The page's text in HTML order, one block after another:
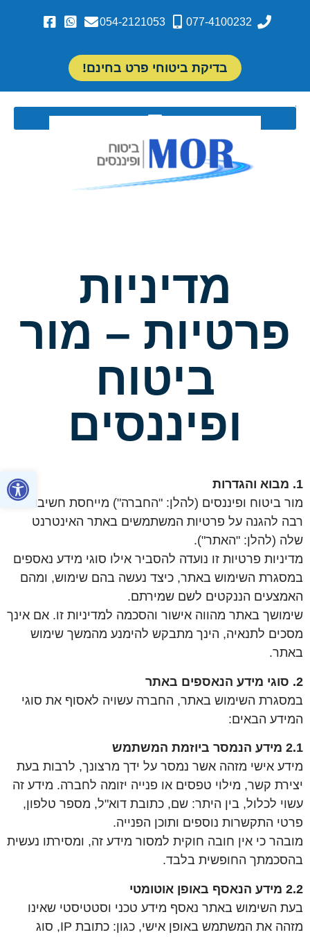
פתח
077-4100232
054-2121053
בדיקת ביטוחי פרט בחינם!
מדיניות
פרטיות – מור
ביטוח
ופיננסים
1. מבוא והגדרות
מור ביטוח ופיננסים (להלן: "החברה") מייחסת חשיבות
רבה להגנה על פרטיות המשתמשים באתר האינטרנט
שלה (להלן: "האתר").
מדיניות פרטיות זו נועדה להסביר אילו סוגי מידע נאספים
במסגרת השימוש באתר, כיצד נעשה בהם שימוש, ומהם
האמצעים הננקטים לשם שמירתם.
שימושך באתר מהווה אישור והסכמה למדיניות זו. אם אינך
מסכים לתנאיה, הינך מתבקש להימנע מהמשך שימוש
באתר.
2. סוגי מידע הנאספים באתר
במסגרת השימוש באתר, החברה עשויה לאסוף את סוגי
המידע הבאים:
2.1 מידע הנמסר ביוזמת המשתמש
מידע אישי מזהה אשר נמסר על ידך מרצונך, לרבות בעת
יצירת קשר, מילוי טפסים או פנייה יזומה לחברה. מידע זה
עשוי לכלול, בין היתר: שם, כתובת דוא"ל, מספר טלפון,
פרטי התקשרות נוספים ותוכן הפנייה.
מובהר כי אין חובה חוקית למסור מידע זה, ומסירתו נעשית
בהסכמתך החופשית בלבד.
2.2 מידע הנאסף באופן אוטומטי
בעת השימוש באתר נאסף מידע טכני וסטטיסטי שאינו
מזהה את המשתמש באופן אישי, כגון: כתובת IP, סוג